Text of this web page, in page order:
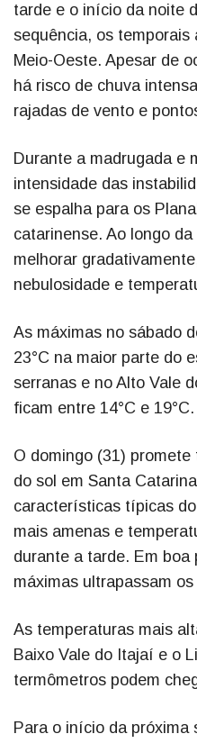
tarde e o início da noite
sequência, os temporais
Meio-Oeste. Apesar de
há risco de chuva
rajadas de vento e
Durante a madrugada e
intensidade das
se espalha para os
catarinense. Ao longo
melhorar
nebulosidade e
As máximas no sábado
23°C na maior parte do
serranas e no Alto Vale
ficam entre 14°C e 19°C.
O domingo (31)
do sol em Santa
características típicas
mais amenas e
durante a tarde. Em boa
máximas ultrapassam os
As temperaturas mais
Baixo Vale do Itajaí e o
termômetros podem
Para o início da próxima